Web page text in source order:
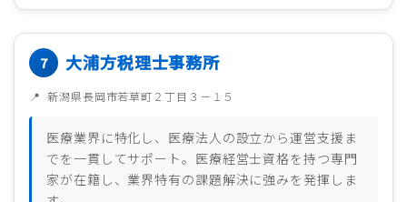
大浦方税理士事務所
新潟県長岡市若草町２丁目３－１５
医療業界に特化し、医療法人の設立から運営支援ま
でを一貫してサポート。医療経営士資格を持つ専門
家が在籍し、業界特有の課題解決に強みを発揮しま